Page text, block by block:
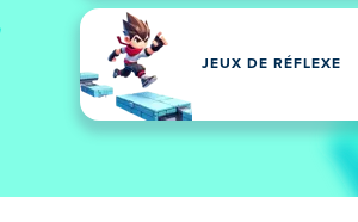
JEUX DE RÉFLEXE